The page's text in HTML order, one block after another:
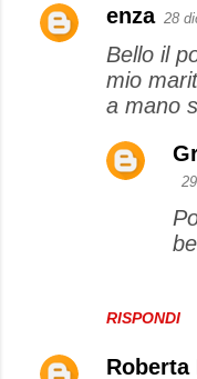
enza 28
Bello il
mio
a mano
RISPONDI
Roberta